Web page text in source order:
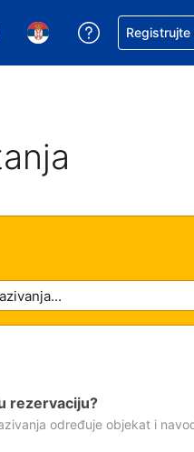
valutu. Vaša trenutna
Izaberite jezik. Vaš
Zatražite
rezervaciju?
određuje objekat i